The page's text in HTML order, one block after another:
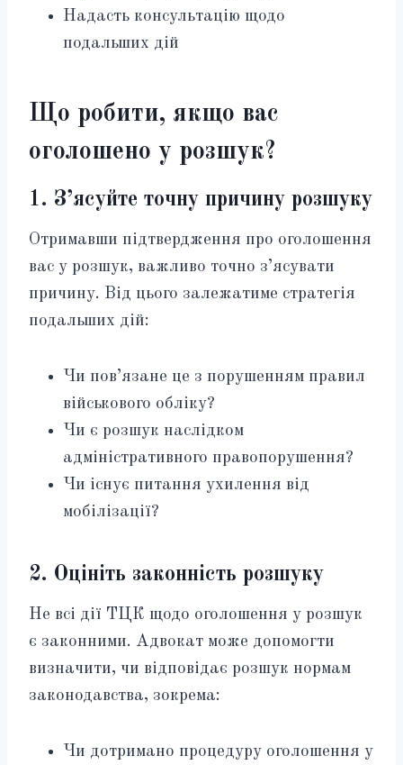
Надасть консультацію щодо
подальших дій
Що робити, якщо вас
оголошено у розшук?
1. З’ясуйте точну причину розшуку
Отримавши підтвердження про оголошення
вас у розшук, важливо точно з’ясувати
причину. Від цього залежатиме стратегія
подальших дій:
Чи пов’язане це з порушенням правил
військового обліку?
Чи є розшук наслідком
адміністративного правопорушення?
Чи існує питання ухилення від
мобілізації?
2. Оцініть законність розшуку
Не всі дії ТЦК щодо оголошення у розшук
є законними. Адвокат може допомогти
визначити, чи відповідає розшук нормам
законодавства, зокрема:
Чи дотримано процедуру оголошення у